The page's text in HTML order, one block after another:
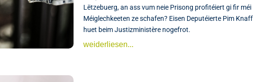
Lëtzebuerg, an ass vum neie Prisong profitéiert gi fir méi
Méiglechkeeten ze schafen? Eisen Deputéierte Pim Knaff
huet beim Justizministère nogefrot.
weiderliesen...